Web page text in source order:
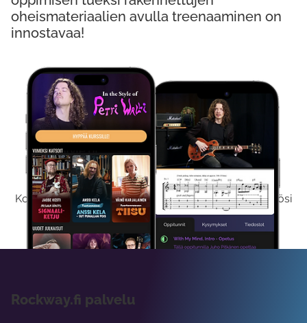
Kokeile Ilmaiseksi
Kokeilemalla ilmaiseksi saat koko sisältömme käyttöösi
viikon ajaksi.
oheismateriaalien avulla treenaaminen on
innostavaa!
Rockway.fi palvelu